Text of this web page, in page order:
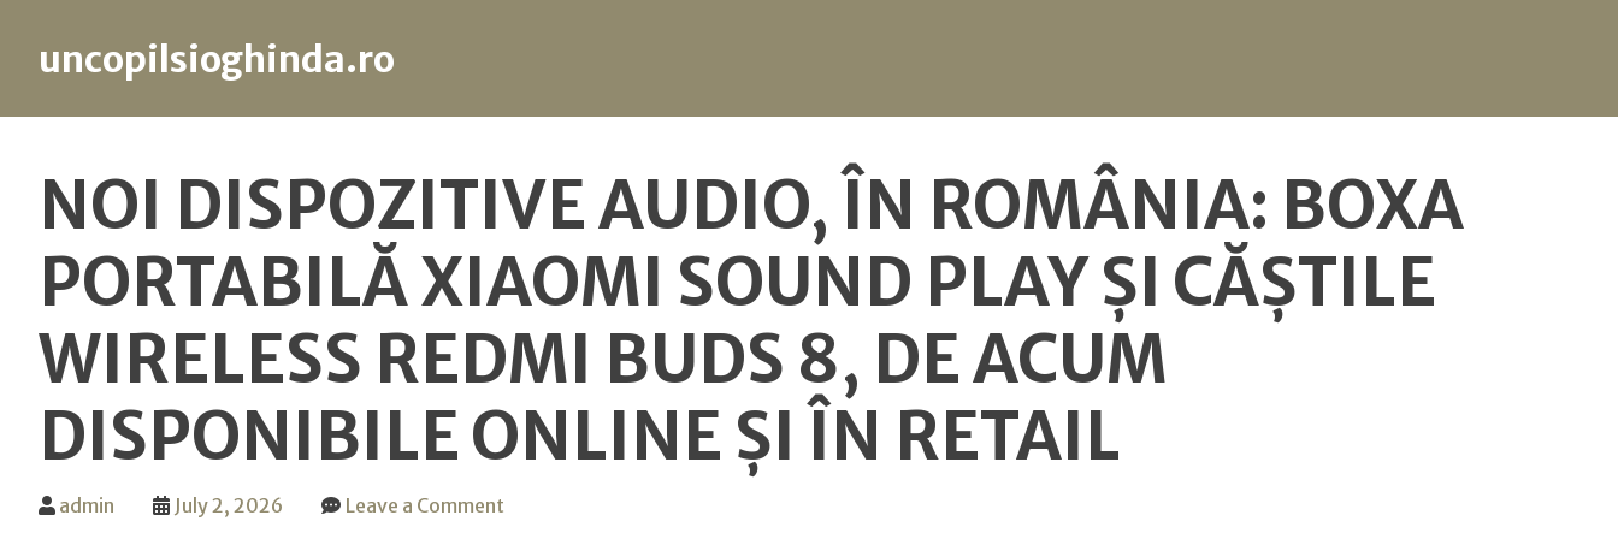
content
uncopilsioghinda.ro
NOI DISPOZITIVE AUDIO, ÎN ROMÂNIA: BOXA
PORTABILĂ XIAOMI SOUND PLAY ȘI CĂȘTILE
WIRELESS REDMI BUDS 8, DE ACUM
DISPONIBILE ONLINE ȘI ÎN RETAIL
admin July 2, 2026 Leave a Comment